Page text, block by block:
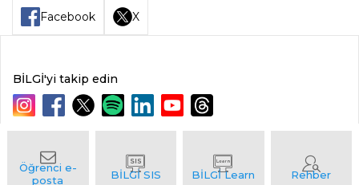
Facebook X
BİLGİ'yi takip edin